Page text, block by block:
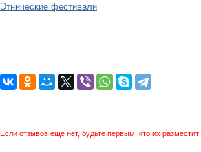
Этнические фестивали
Если отзывов еще нет, будьте первым, кто их разместит!